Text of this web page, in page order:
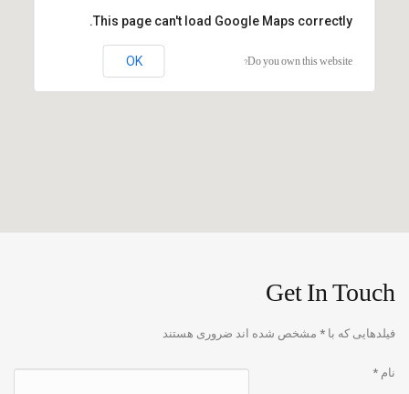
This page can't load Google Maps correctly.
Do you own this website?
OK
Get In Touch
فیلدهایی که با * مشخص شده اند ضروری هستند
نام *